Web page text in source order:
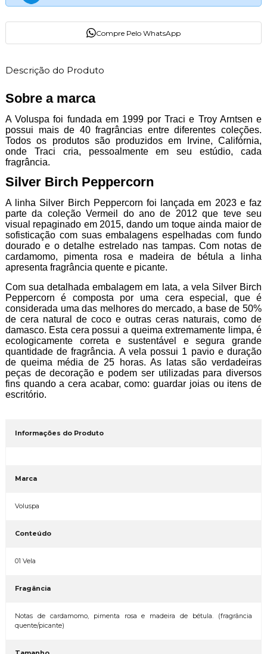
Compre Pelo WhatsApp
Descrição do Produto
Sobre a marca
A Voluspa foi fundada em 1999 por Traci e Troy Arntsen e
possui mais de 40 fragrâncias entre diferentes coleções.
Todos os produtos são produzidos em Irvine, Califórnia,
onde Traci cria, pessoalmente em seu estúdio, cada
fragrância.
Silver Birch Peppercorn
A linha Silver Birch Peppercorn foi lançada em 2023 e faz
parte da coleção Vermeil do ano de 2012 que teve seu
visual repaginado em 2015, dando um toque ainda maior de
sofisticação com suas embalagens espelhadas com fundo
dourado e o detalhe estrelado nas tampas. Com notas de
cardamomo, pimenta rosa e madeira de bétula a linha
apresenta fragrância quente e picante.
Com sua detalhada embalagem em lata, a vela Silver Birch
Peppercorn é composta por uma cera especial, que é
considerada uma das melhores do mercado, a base de 50%
de cera natural de coco e outras ceras naturais, como de
damasco. Esta cera possui a queima extremamente limpa, é
ecologicamente correta e sustentável e segura grande
quantidade de fragrância. A vela possui 1 pavio e duração
de queima média de 25 horas. As latas são verdadeiras
peças de decoração e podem ser utilizadas para diversos
fins quando a cera acabar, como: guardar joias ou itens de
escritório.
Informações do Produto
Marca
Voluspa
Conteúdo
01 Vela
Fragância
Notas de cardamomo, pimenta rosa e madeira de bétula. (fragrância
quente/picante)